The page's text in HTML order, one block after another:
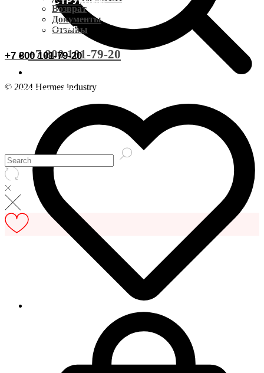
ОСТАВИТЬ ОТЗЫВ
+7 800 101-79-20
ИНФОРМАЦИЯ
Доставка CDEK
Документы
Возврат
Документы
Отзывы
+7 800 101-79-20
© 2024 Hermes industry